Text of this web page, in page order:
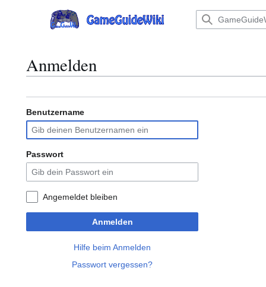
Hauptmenü
Anmelden
Benutzername
Passwort
Angemeldet bleiben
Anmelden
Hilfe beim Anmelden
Passwort vergessen?